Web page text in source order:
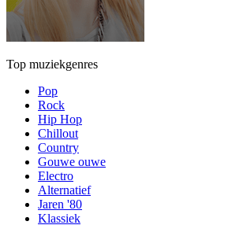
Top muziekgenres
Pop
Rock
Hip Hop
Chillout
Country
Gouwe ouwe
Electro
Alternatief
Jaren '80
Klassiek